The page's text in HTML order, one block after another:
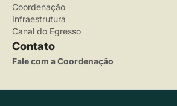
Coordenação
Infraestrutura
Canal do Egresso
Contato
Fale com a Coordenação